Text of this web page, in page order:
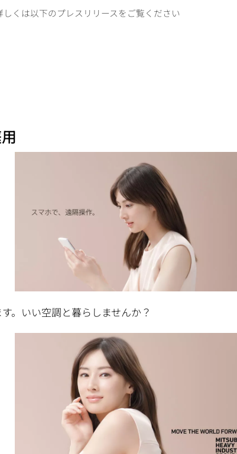
くは以下のプレスリリースをご覧ください
。いい空調と暮らしませんか？